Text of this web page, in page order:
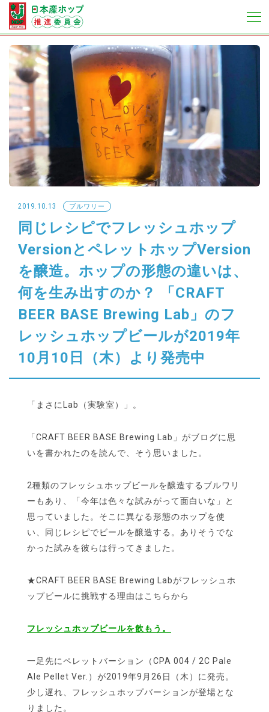
2019.10.13 ブルワリー
同じレシピでフレッシュホップ
VersionとペレットホップVersion
を醸造。ホップの形態の違いは、
何を生み出すのか？ 「CRAFT
BEER BASE Brewing Lab」のフ
レッシュホップビールが2019年
10月10日（木）より発売中
「まさにLab（実験室）」。
「CRAFT BEER BASE Brewing Lab」がブログに思
いを書かれたのを読んで、そう思いました。
2種類のフレッシュホップビールを醸造するブルワリ
ーもあり、「今年は色々な試みがって面白いな」と
思っていました。そこに異なる形態のホップを使
い、同じレシピでビールを醸造する。ありそうでな
かった試みを彼らは行ってきました。
★CRAFT BEER BASE Brewing Labがフレッシュホ
ップビールに挑戦する理由はこちらから
フレッシュホップビールを飲もう。
一足先にペレットバーション（CPA 004 / 2C Pale
Ale Pellet Ver.）が2019年9月26日（木）に発売。
少し遅れ、フレッシュホップバーションが登場とな
りました。